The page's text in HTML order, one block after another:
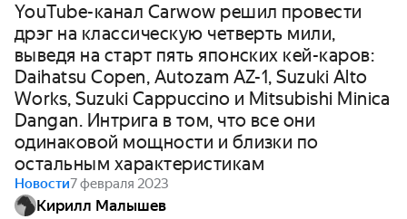
YouTube-канал Carwow решил провести
дрэг на классическую четверть мили,
выведя на старт пять японских кей-каров:
Daihatsu Copen, Autozam AZ-1, Suzuki Alto
Works, Suzuki Cappuccino и Mitsubishi Minica
Dangan. Интрига в том, что все они
одинаковой мощности и близки по
остальным характеристикам
Новости7 февраля 2023
Кирилл Малышев